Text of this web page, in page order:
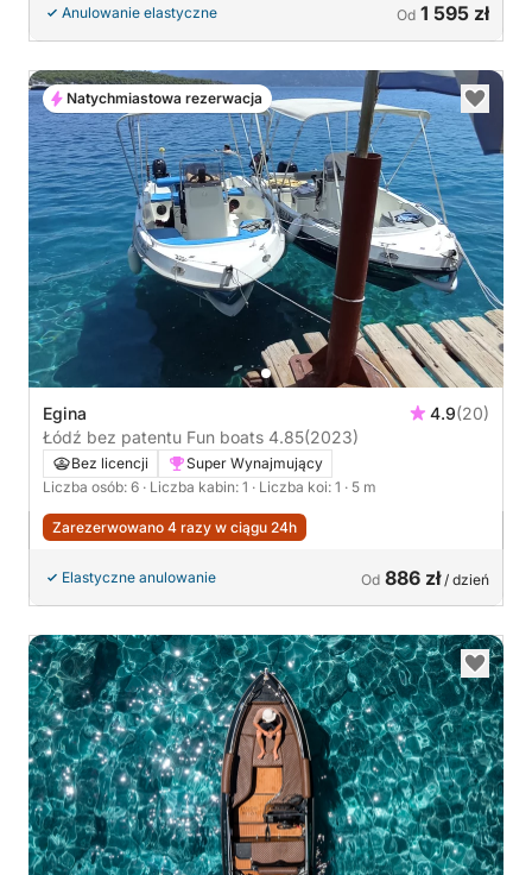
Anulowanie elastyczne Od 1 595 zł
Egina 4.9(20)
Łódź bez patentu Fun boats 4.85(2023)
Bez licencji
Super Wynajmujący
Liczba osób: 6 · Liczba kabin: 1 · Liczba koi: 1 · 5 m
Zarezerwowano 4 razy w ciągu 24h
Elastyczne anulowanie Od 886 zł/ dzień
Natychmiastowa rezerwacja